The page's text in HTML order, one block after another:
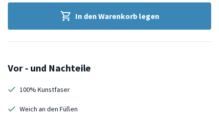
In den Warenkorb legen
Vor - und Nachteile
100% Kunstfaser
Weich an den Füßen